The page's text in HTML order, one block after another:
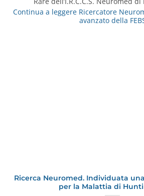
Continua a leggere Ricercatore
avanzato della
Ricerca Neuromed. Individuata
per la Malattia di